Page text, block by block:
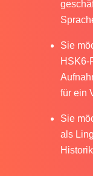
Sie
HSK6-
für ein
Sie
als